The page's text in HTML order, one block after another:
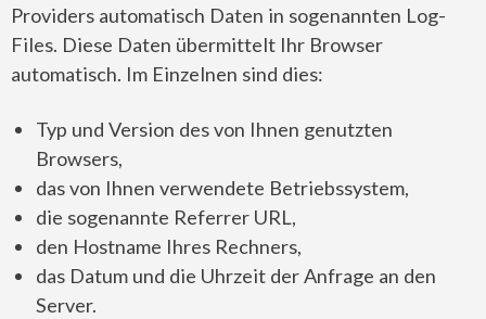
Providers automatisch Daten in sogenannten Log-
Files. Diese Daten übermittelt Ihr Browser
automatisch. Im Einzelnen sind dies:
Typ und Version des von Ihnen genutzten
Browsers,
das von Ihnen verwendete Betriebssystem,
die sogenannte Referrer URL,
den Hostname Ihres Rechners,
das Datum und die Uhrzeit der Anfrage an den
Server.